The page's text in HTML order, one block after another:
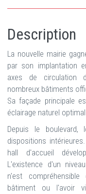
Description
La nouvelle mairie
par son implantation
axes de circulation
nombreux bâtiments
Sa façade principale
éclairage naturel
Depuis le
dispositions
hall d'accueil
L'existence d'un
n'est
bâtiment ou l'avoir